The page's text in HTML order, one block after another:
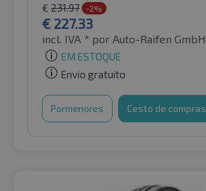
€ 231.97 -2%
€ 227.33
incl. IVA * por Auto-Raifen GmbH
EM ESTOQUE
Envio gratuito
Pormenores Cesto de compras